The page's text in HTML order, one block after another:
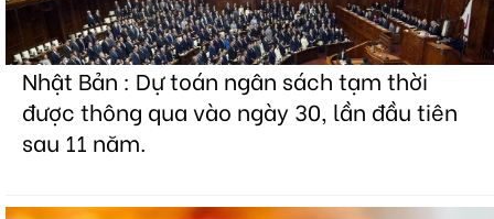
Nhật Bản : Dự toán ngân sách tạm thời
được thông qua vào ngày 30, lần đầu tiên
sau 11 năm.